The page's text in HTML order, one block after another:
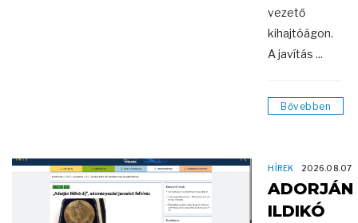
vezető
kihajtóágon.
A javítás ...
Bővebben
HÍREK 2026.08.07
ADORJÁN
ILDIKÓ